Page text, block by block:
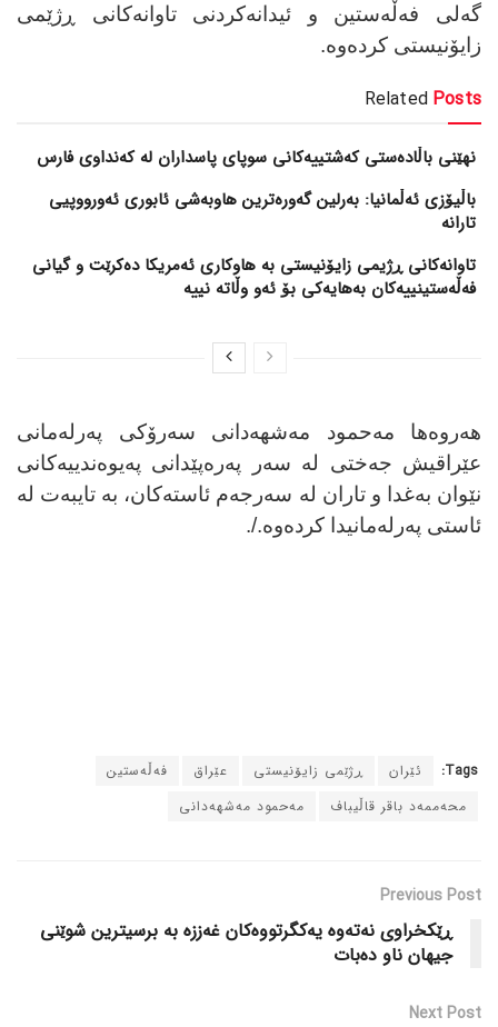
گەلی فەڵەستین و ئیدانەکردنی تاوانەکانی ڕژێمی
زایۆنیستی کردەوە.
Related Posts
نهێنی باڵادەستی کەشتییەکانی سوپای پاسداران لە کەنداوی فارس
باڵیۆزی ئەڵمانیا: بەرلین گەورەترین هاوبەشی ئابوری ئەورووپیی
تارانە
تاوانەکانی ڕژیمی زایۆنیستی بە هاوکاری ئەمریکا دەکرێت و گیانی
فەڵەستینییەکان بەهایەکی بۆ ئەو وڵاتە نییە
هەروەها مەحمود مەشهەدانی سەرۆکی پەرلەمانی
عێراقیش جەختی لە سەر پەرەپێدانی پەیوەندییەکانی
نێوان بەغدا و تاران لە سەرجەم ئاستەکان، بە تایبەت لە
ئاستی پەرلەمانیدا کردەوە./.
Tags: ئێران ڕژێمی زایۆنیستی عێراق
فەڵەستین
محەممەد باقر قاڵیباف
مەحمود مەشهەدانی
Previous Post
ڕێکخراوی نەتەوە یەکگرتووەکان غەززە بە برسیترین شوێنی
جیهان ناو دەبات
Next Post